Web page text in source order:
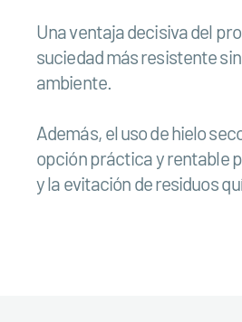
Una ventaja decisiva del
suciedad más resistente
ambiente.
Además, el uso de hielo
opción práctica y rentable
y la evitación de residuos